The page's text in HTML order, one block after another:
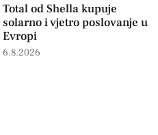
Total od Shella kupuje
solarno i vjetro poslovanje u
Evropi
6.8.2026